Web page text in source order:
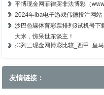
平博现金网菲律宾非法博彩（
2024年iba电子游戏伟德投注网站
沙巴色碟体育彩票排列3试机号
大米，惊呆世东谈主！
排列三现金网博彩比较_西甲: 皇
友情链接：